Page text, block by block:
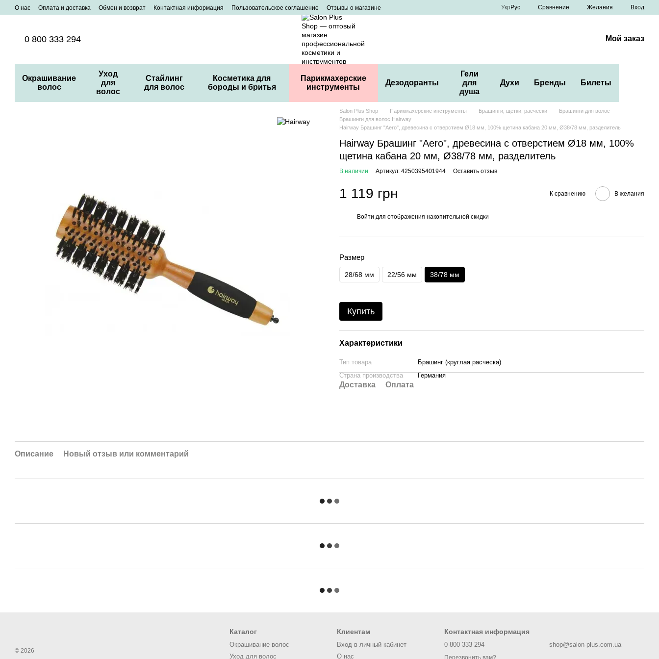
Перейти к основному контенту
О нас Оплата и доставка Обмен и возврат Контактная информация Пользовательское соглашение Отзывы о магазине Укр Рус Сравнение Желания Вход
0 800 333 294 Мой заказ
Окрашивание
волос
Уход
для
волос
Стайлинг
для волос
Косметика для
бороды и бритья
Парикмахерские
инструменты
Дезодоранты
Гели
для
душа
Духи Бренды Билеты
Salon Plus Shop Парикмахерские инструменты Брашинги, щетки, расчески
Брашинги для волос
Брашинги для волос Hairway
Hairway Брашинг "Aero", древесина с отверстием Ø18 мм, 100% щетина кабана 20 мм, Ø38/78 мм, разделитель
Hairway Брашинг "Aero", древесина с отверстием Ø18 мм, 100%
щетина кабана 20 мм, Ø38/78 мм, разделитель
В наличии Артикул: 4250395401944 Оставить отзыв
1 119 грн К сравнению В желания
Войти для отображения накопительной скидки
Размер
28/68 мм 22/56 мм 38/78 мм
Купить
Характеристики
Тип товара
Брашинг (круглая расческа)
Страна производства
Германия
Доставка Оплата
Описание Новый отзыв или комментарий
© 2026
Каталог
Окрашивание волос
Уход для волос
Клиентам
Вход в личный кабинет
О нас
Контактная информация
0 800 333 294 shop@salon-plus.com.ua